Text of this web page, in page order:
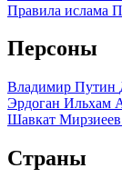
Правила ислама
Персоны
Владимир Путин
Эрдоган Ильхам
Шавкат Мирзиеев
Страны